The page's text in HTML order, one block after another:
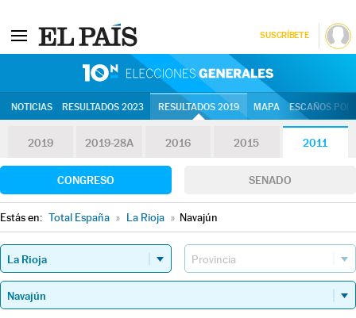
SUSCRÍBETE
NOTICIAS RESULTADOS 2023 RESULTADOS 2019 MAPA ESCAÑOS
2019 2019-28A 2016 2015 2011
CONGRESO SENADO
Estás en: Total España » La Rioja » Navajún